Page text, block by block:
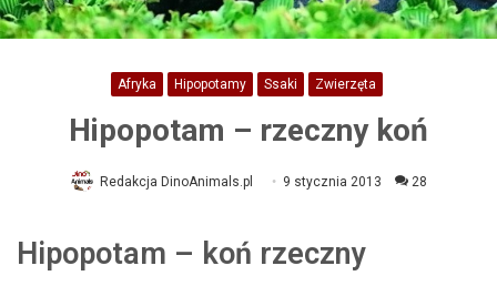
Afryka Hipopotamy Ssaki Zwierzęta
Hipopotam – rzeczny koń
Redakcja DinoAnimals.pl 9 stycznia 2013 28
Hipopotam – koń rzeczny